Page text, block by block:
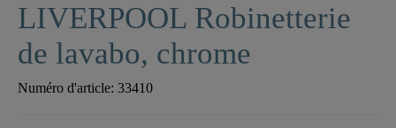
LIVERPOOL Robinetterie
de lavabo, chrome
Numéro d'article: 33410